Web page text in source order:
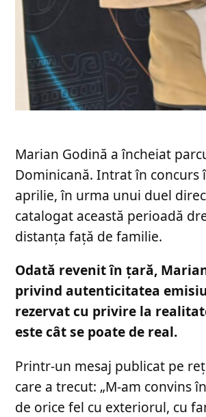
Marian Godină a încheiat
Dominicană. Intrat în
aprilie, în urma unui duel
catalogat această perioadă
distanța față de familie.
Odată revenit în țară,
privind autenticitatea
rezervat cu privire la
este cât se poate de real.
Printr-un mesaj publicat pe
care a trecut: „M-am convins
de orice fel cu exteriorul, cu